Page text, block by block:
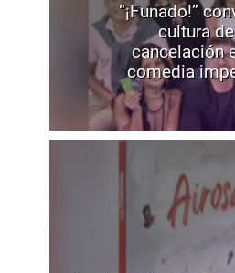
“¡Funado!”
cultura
cancelación
comedia